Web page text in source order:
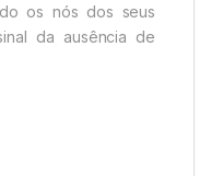
os nós dos seus
da ausência de